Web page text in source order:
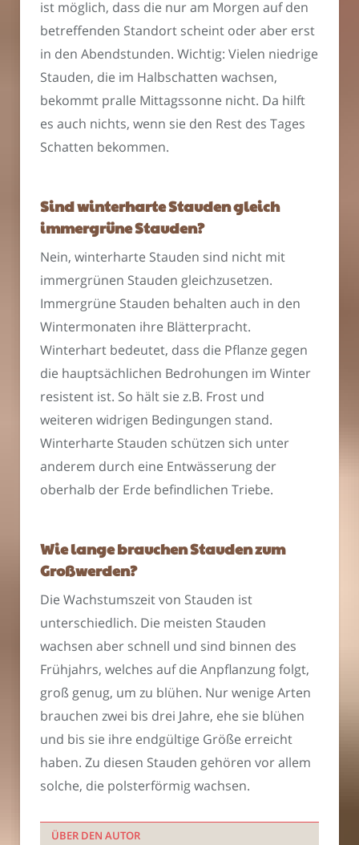
ist möglich, dass die nur am Morgen auf den
betreffenden Standort scheint oder aber erst
in den Abendstunden. Wichtig: Vielen niedrige
Stauden, die im Halbschatten wachsen,
bekommt pralle Mittagssonne nicht. Da hilft
es auch nichts, wenn sie den Rest des Tages
Schatten bekommen.
Sind winterharte Stauden gleich
immergrüne Stauden?
Nein, winterharte Stauden sind nicht mit
immergrünen Stauden gleichzusetzen.
Immergrüne Stauden behalten auch in den
Wintermonaten ihre Blätterpracht.
Winterhart bedeutet, dass die Pflanze gegen
die hauptsächlichen Bedrohungen im Winter
resistent ist. So hält sie z.B. Frost und
weiteren widrigen Bedingungen stand.
Winterharte Stauden schützen sich unter
anderem durch eine Entwässerung der
oberhalb der Erde befindlichen Triebe.
Wie lange brauchen Stauden zum
Großwerden?
Die Wachstumszeit von Stauden ist
unterschiedlich. Die meisten Stauden
wachsen aber schnell und sind binnen des
Frühjahrs, welches auf die Anpflanzung folgt,
groß genug, um zu blühen. Nur wenige Arten
brauchen zwei bis drei Jahre, ehe sie blühen
und bis sie ihre endgültige Größe erreicht
haben. Zu diesen Stauden gehören vor allem
solche, die polsterförmig wachsen.
ÜBER DEN AUTOR